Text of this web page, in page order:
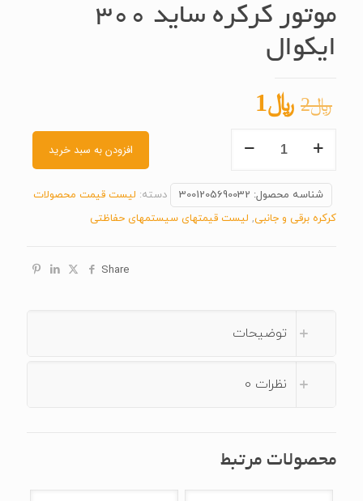
موتور کرکره ساید ۳۰۰
ایکوال
﷼2 قیمت
اصلی
﷼1
ساید
۳۰۰
افزودن به سبد خرید
شناسه محصول: 3001205690032 دسته: لیست قیمت محصولات
کرکره برقی و جانبی, لیست قیمتهای سیستمهای حفاظتی
Share
توضیحات
نظرات 0
محصولات مرتبط